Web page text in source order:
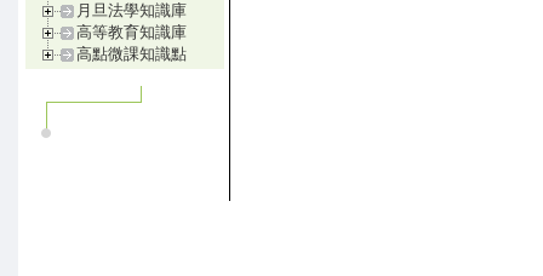
月旦法學知識庫
高等教育知識庫
高點微課知識點